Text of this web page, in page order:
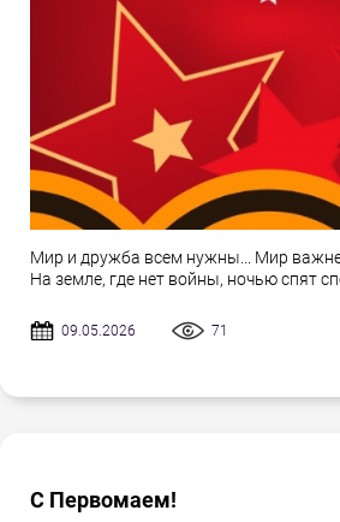
Мир и дружба всем нужны... Мир важней
На земле, где нет войны, ночью спят
09.05.2026 71
С Первомаем!